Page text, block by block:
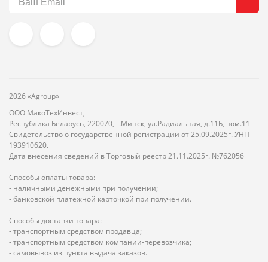
2026 «Agroup»
ООО МакоТехИнвест,
Республика Беларусь, 220070, г.Минск, ул.Радиальная, д.11Б, пом.11
Свидетельство о государственной регистрации от 25.09.2025г. УНП
193910620.
Дата внесения сведений в Торговый реестр 21.11.2025г. №762056
Способы оплаты товара:
- наличными денежными при получении;
- банковской платёжной карточкой при получении.
Способы доставки товара:
- транспортным средством продавца;
- транспортным средством компании-перевозчика;
- самовывоз из пункта выдача заказов.